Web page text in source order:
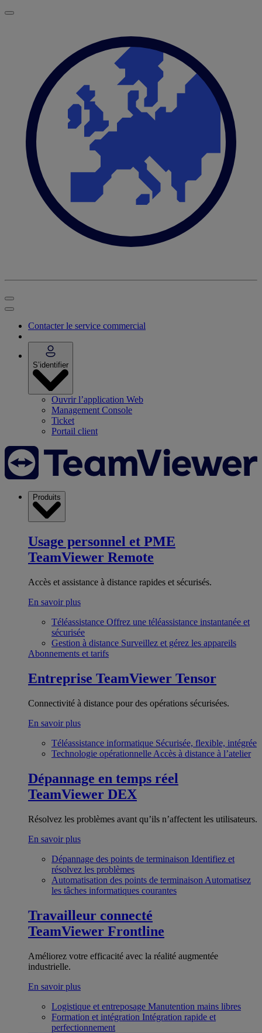
Contacter le service commercial
S’identifier
Ouvrir l’application Web
Management Console
Ticket
Portail client
Produits
Usage personnel et PME
TeamViewer Remote
Accès et assistance à distance rapides et sécurisés.
En savoir plus
Téléassistance Offrez une téléassistance instantanée et
sécurisée
Gestion à distance Surveillez et gérez les appareils
Abonnements et tarifs
Entreprise TeamViewer Tensor
Connectivité à distance pour des opérations sécurisées.
En savoir plus
Téléassistance informatique Sécurisée, flexible, intégrée
Technologie opérationnelle Accès à distance à l’atelier
Dépannage en temps réel
TeamViewer DEX
Résolvez les problèmes avant qu’ils n’affectent les utilisateurs.
En savoir plus
Dépannage des points de terminaison Identifiez et
résolvez les problèmes
Automatisation des points de terminaison Automatisez
les tâches informatiques courantes
Travailleur connecté
TeamViewer Frontline
Améliorez votre efficacité avec la réalité augmentée
industrielle.
En savoir plus
Logistique et entreposage Manutention mains libres
Formation et intégration Intégration rapide et
perfectionnement